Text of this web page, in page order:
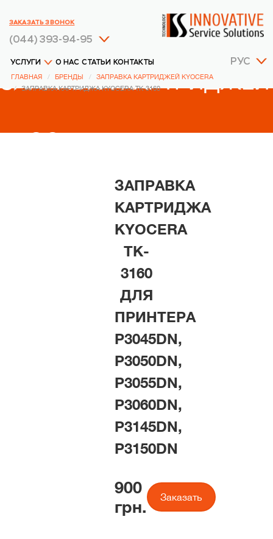
РУС
УСЛУГИ О НАС СТАТЬИ КОНТАКТЫ
(044) 393-94-95
ЗАКАЗАТЬ ЗВОНОК
ГЛАВНАЯ БРЕНДЫ
ЗАПРАВКА КАРТРИДЖЕЙ KYOCERA
ЗАПРАВКА КАРТРИДЖА KYOCERA TK-3160
ЗАПРАВКА КАРТРИДЖЕЙ
KYOCERA
ЗАПРАВКА
КАРТРИДЖА
KYOCERA
TK-
3160
ДЛЯ
ПРИНТЕРА
P3045DN,
P3050DN,
P3055DN,
P3060DN,
P3145DN,
P3150DN
900
грн.
Заказать